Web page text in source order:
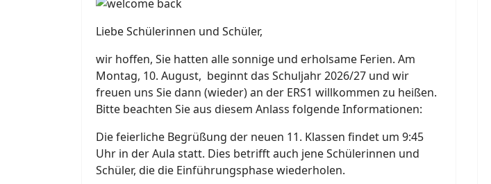
Liebe Schülerinnen und Schüler,
wir hoffen, Sie hatten alle sonnige und erholsame Ferien. Am
Montag, 10. August, beginnt das Schuljahr 2026/27 und wir
freuen uns Sie dann (wieder) an der ERS1 willkommen zu heißen.
Bitte beachten Sie aus diesem Anlass folgende Informationen:
Die feierliche Begrüßung der neuen 11. Klassen findet um 9:45
Uhr in der Aula statt. Dies betrifft auch jene Schülerinnen und
Schüler, die die Einführungsphase wiederholen.